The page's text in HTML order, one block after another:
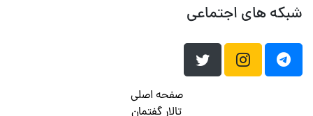
شبکه های اجتماعی
صفحه اصلی
تالار گفتمان